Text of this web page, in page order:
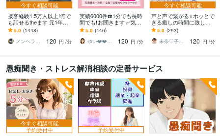
今すぐ相談可能
接客経験1.5万人以上!何で
も話せるtheます 元1年以
上No.1ホストと気軽に雑
談！もちろん愚痴も歓迎
5.0 (1448)
メンヘラ救世主 えの
120 円 /分
実績6000件☎️1分でも長時
間でも❗️お聞きます ✅気持
ちわかって❗️⚡️イライラ⚡️も
やもや⚡️何でもOK♡
5.0 (446)
ゆい❤️❤️癒しの心友
120 円 /分
今すぐ相談可能
声と声で繋がる⭐️ホッとで
きる癒しの時間に致しま
す 泣いて笑って✨ありの
ままのあなたで♬気軽に
心のケアしましょ✨
5.0 (293)
未奈♡子供のようにありのままで⭐️
120 円 /分
愚痴聞き・ストレス解消相談の定番サービス
今すぐ相談可能
予約受付中
予約受付中